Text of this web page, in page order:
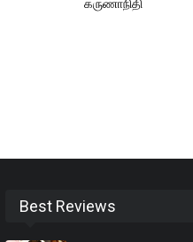
கருணாநிதி
Best Reviews